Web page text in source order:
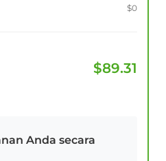
$0
$89.31
Anda secara